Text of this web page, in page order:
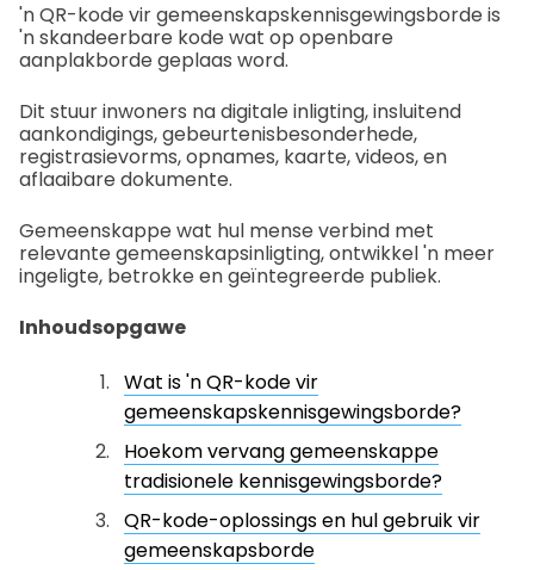
'n QR-kode vir gemeenskapskennisgewingsborde is
'n skandeerbare kode wat op openbare
aanplakborde geplaas word.
Dit stuur inwoners na digitale inligting, insluitend
aankondigings, gebeurtenisbesonderhede,
registrasievorms, opnames, kaarte, videos, en
aflaaibare dokumente.
Gemeenskappe wat hul mense verbind met
relevante gemeenskapsinligting, ontwikkel 'n meer
ingeligte, betrokke en geïntegreerde publiek.
Inhoudsopgawe
Wat is 'n QR-kode vir
gemeenskapskennisgewingsborde?
Hoekom vervang gemeenskappe
tradisionele kennisgewingsborde?
QR-kode-oplossings en hul gebruik vir
gemeenskapsborde